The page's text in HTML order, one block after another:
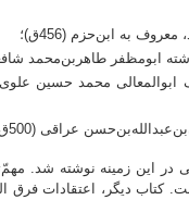
به ابن‌حزم (456ق)؛
ابومظفر طاهربن‌محمد شافعی
ابوالمعالی محمد حسین
عراقی (500ق).
در این زمینه نوشته شد.
دیگر، اعتقادات فرق